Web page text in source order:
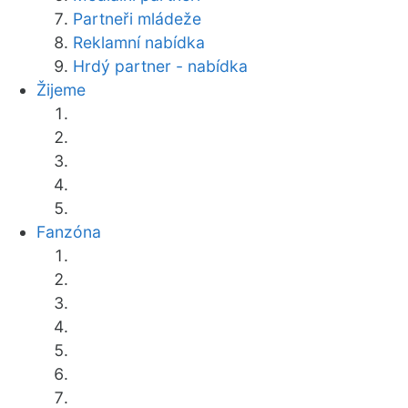
Partneři mládeže
Reklamní nabídka
Hrdý partner - nabídka
Žijeme
Fanzóna